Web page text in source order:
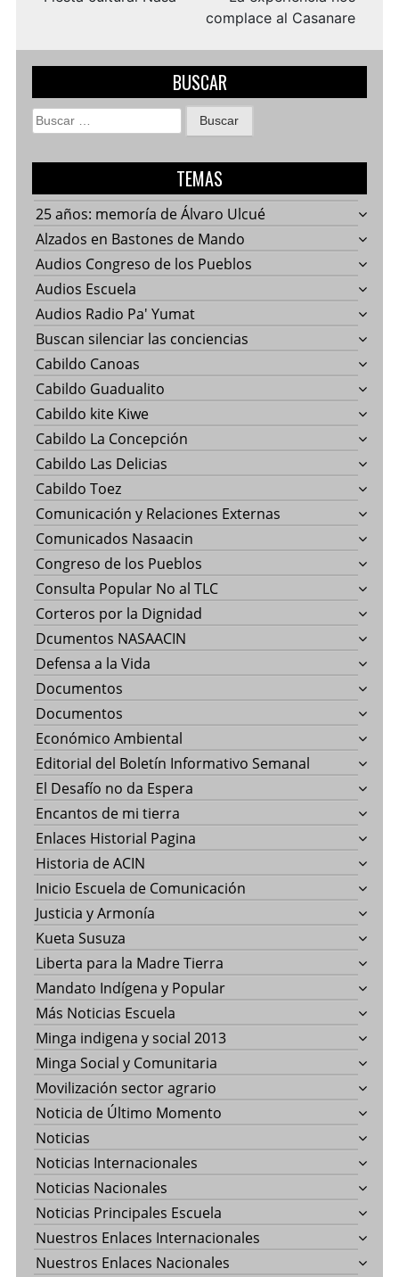
complace al Casanare
BUSCAR
Buscar:
TEMAS
25 años: memoría de Álvaro Ulcué
Alzados en Bastones de Mando
Audios Congreso de los Pueblos
Audios Escuela
Audios Radio Pa' Yumat
Buscan silenciar las conciencias
Cabildo Canoas
Cabildo Guadualito
Cabildo kite Kiwe
Cabildo La Concepción
Cabildo Las Delicias
Cabildo Toez
Comunicación y Relaciones Externas
Comunicados Nasaacin
Congreso de los Pueblos
Consulta Popular No al TLC
Corteros por la Dignidad
Dcumentos NASAACIN
Defensa a la Vida
Documentos
Documentos
Económico Ambiental
Editorial del Boletín Informativo Semanal
El Desafío no da Espera
Encantos de mi tierra
Enlaces Historial Pagina
Historia de ACIN
Inicio Escuela de Comunicación
Justicia y Armonía
Kueta Susuza
Liberta para la Madre Tierra
Mandato Indígena y Popular
Más Noticias Escuela
Minga indigena y social 2013
Minga Social y Comunitaria
Movilización sector agrario
Noticia de Último Momento
Noticias
Noticias Internacionales
Noticias Nacionales
Noticias Principales Escuela
Nuestros Enlaces Internacionales
Nuestros Enlaces Nacionales